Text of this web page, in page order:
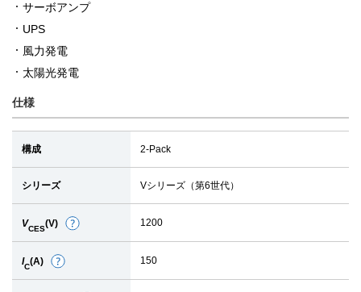
サーボアンプ
UPS
風力発電
太陽光発電
仕様
構成 2-Pack
シリーズ Vシリーズ（第6世代）
VCES(V)
詳
細
1200
IC(A)
詳
細
150